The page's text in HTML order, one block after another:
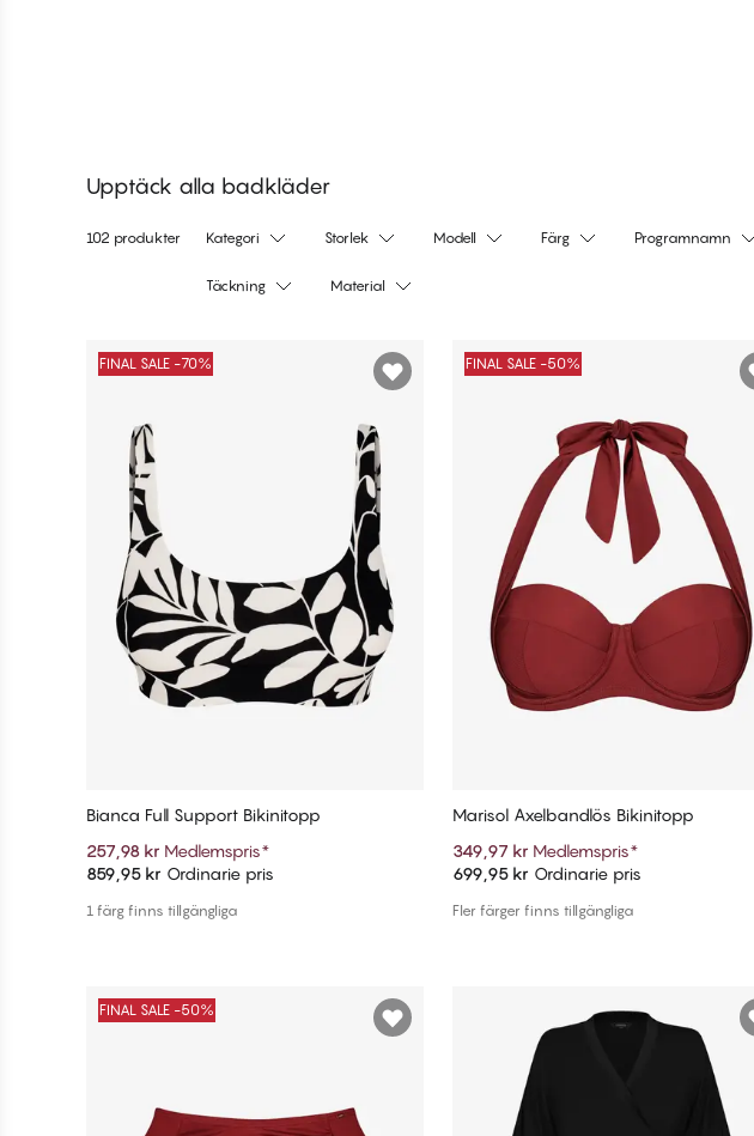
Upptäck alla badkläder
102 produkter Kategori Storlek Modell Färg Programnamn
Täckning Material
Produkter
Lägg till i varukorg
FINAL SALE -70%
Bianca Full Support Bikinitopp
257,98 kr Medlemspris*
859,95 kr Ordinarie pris
1 färg finns tillgängliga
Lägg till i varukorg
FINAL SALE -50%
Marisol Axelbandlös Bikinitopp
349,97 kr Medlemspris*
699,95 kr Ordinarie pris
Fler färger finns tillgängliga
FINAL SALE -50%